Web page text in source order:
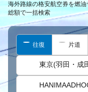
海外路線の格安航空券を燃
総額で一括検索
往復 片道
東京(羽田・成